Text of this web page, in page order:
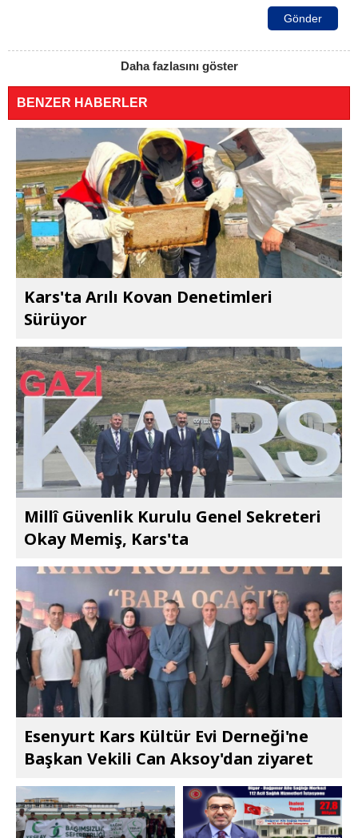
Gönder
Daha fazlasını göster
BENZER HABERLER
Kars'ta Arılı Kovan Denetimleri
Sürüyor
Millî Güvenlik Kurulu Genel Sekreteri
Okay Memiş, Kars'ta
Esenyurt Kars Kültür Evi Derneği'ne
Başkan Vekili Can Aksoy'dan ziyaret